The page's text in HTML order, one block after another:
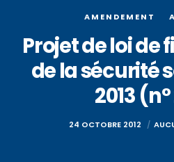
AMENDEMENT
Projet de loi
de la sécurité
2013
24 OCTOBRE 2012